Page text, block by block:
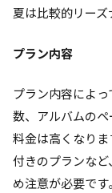
夏は比較的リーズ
プラン内容
プラン内容によ
数、アルバムの
料金は高くなり
付きのプランな
め注意が必要です。